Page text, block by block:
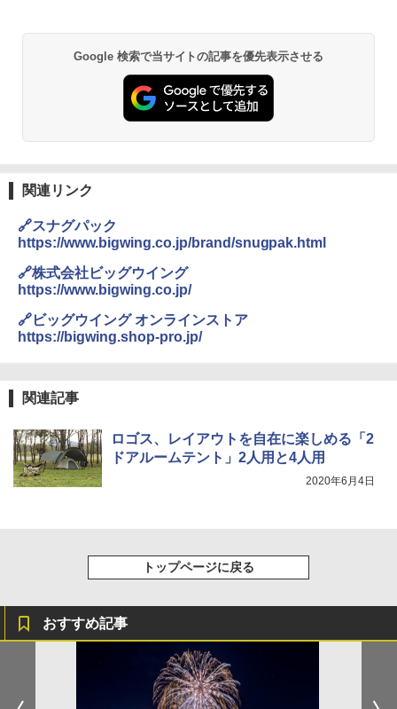
Google 検索で当サイトの記事を優先表示させる
関連リンク
🔗スナグパック
https://www.bigwing.co.jp/brand/snugpak.html
🔗株式会社ビッグウイング
https://www.bigwing.co.jp/
🔗ビッグウイング オンラインストア
https://bigwing.shop-pro.jp/
関連記事
ロゴス、レイアウトを自在に楽しめる「2
ドアルームテント」2人用と4人用
2020年6月4日
トップページに戻る
おすすめ記事